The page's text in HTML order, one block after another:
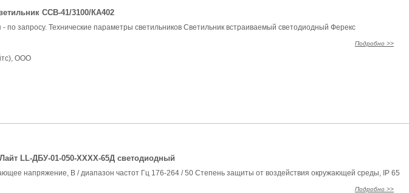
ССВ-41/3100/КA402
по запросу. Технические параметры светильников Светильник встраиваемый светодиодный Ферекс
Подробно >>
ООО
LL-ДБУ-01-050-ХХХХ-65Д светодиодный
напряжение, В / диапазон частот Гц 176-264 / 50 Степень защиты от воздействия окружающей среды, IP 65
Подробно >>